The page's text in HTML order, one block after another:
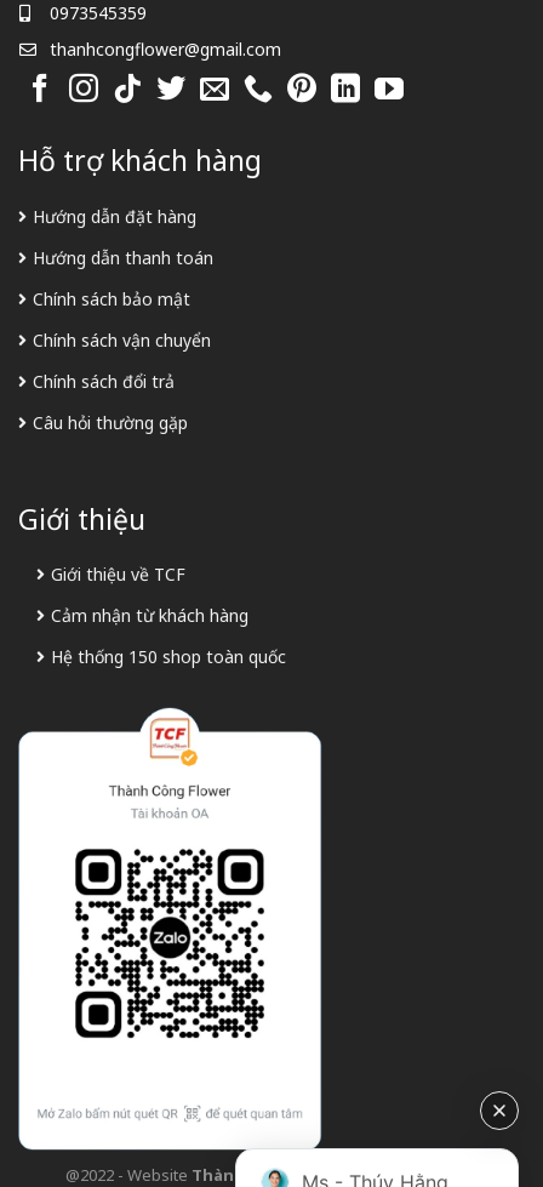
0973545359
thanhcongflower@gmail.com
Hỗ trợ khách hàng
Hướng dẫn đặt hàng
Hướng dẫn thanh toán
Chính sách bảo mật
Chính sách vận chuyển
Chính sách đổi trả
Câu hỏi thường gặp
Giới thiệu
Giới thiệu về TCF
Cảm nhận từ khách hàng
Hệ thống 150 shop toàn quốc
@2022 - Website Thành Công Flower| Design bởi
Ms - Thúy Hằng